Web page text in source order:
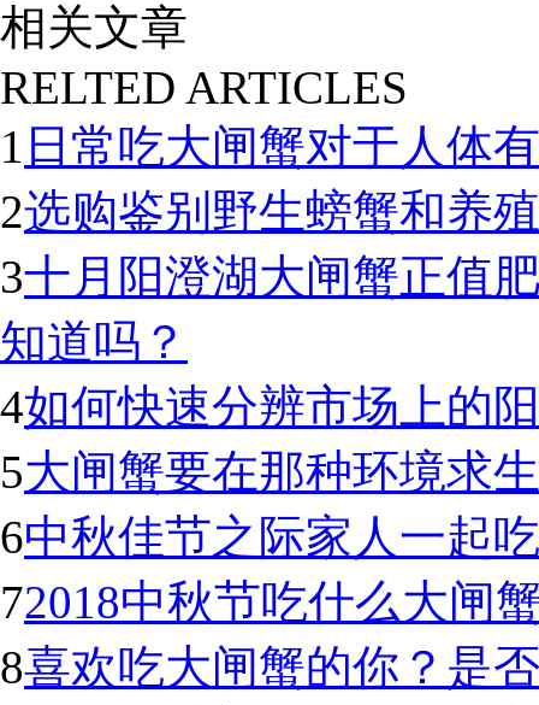
相关文章
RELTED ARTICLES
1 日常吃大闸蟹对于人体
2选购鉴别野生螃蟹和养
3十月阳澄湖大闸蟹正值
知道吗？
4如何快速分辨市场上的
5大闸蟹要在那种环境求
6中秋佳节之际家人一起
72018中秋节吃什么大闸
8喜欢吃大闸蟹的你？是